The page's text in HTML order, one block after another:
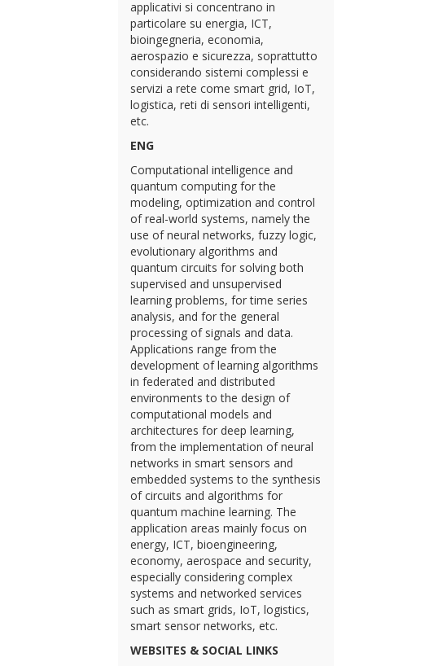
applicativi si concentrano in
particolare su energia, ICT,
bioingegneria, economia,
aerospazio e sicurezza, soprattutto
considerando sistemi complessi e
servizi a rete come smart grid, IoT,
logistica, reti di sensori intelligenti,
etc.
ENG
Computational intelligence and
quantum computing for the
modeling, optimization and control
of real-world systems, namely the
use of neural networks, fuzzy logic,
evolutionary algorithms and
quantum circuits for solving both
supervised and unsupervised
learning problems, for time series
analysis, and for the general
processing of signals and data.
Applications range from the
development of learning algorithms
in federated and distributed
environments to the design of
computational models and
architectures for deep learning,
from the implementation of neural
networks in smart sensors and
embedded systems to the synthesis
of circuits and algorithms for
quantum machine learning. The
application areas mainly focus on
energy, ICT, bioengineering,
economy, aerospace and security,
especially considering complex
systems and networked services
such as smart grids, IoT, logistics,
smart sensor networks, etc.
WEBSITES & SOCIAL LINKS